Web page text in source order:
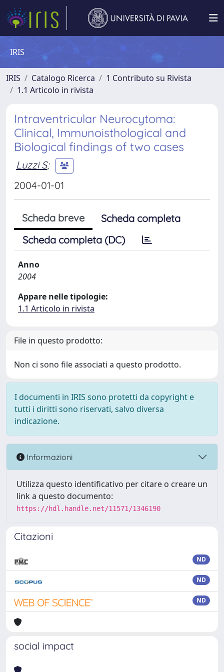
IRIS
IRIS Catalogo Ricerca
1 Contributo su Rivista
1.1 Articolo in rivista
Intraventricular Neurocytoma:
Clinical, Immunoisthological and
Biological findings of two cases
Luzzi S;
2004-01-01
Scheda breve
Scheda completa
Scheda completa (DC)
Anno
2004
Appare nelle tipologie:
1.1 Articolo in rivista
File in questo prodotto:
Non ci sono file associati a questo prodotto.
I documenti in IRIS sono protetti da copyright e
tutti i diritti sono riservati, salvo diversa
indicazione.
Informazioni
Utilizza questo identificativo per citare o creare un
link a questo documento:
https://hdl.handle.net/11571/1346190
Citazioni
ND
ND
ND
social impact